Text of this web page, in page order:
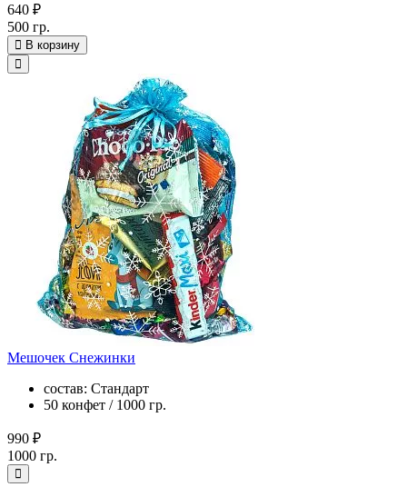
640 ₽
500 гр.
В корзину
Мешочек Снежинки
состав: Стандарт
50 конфет / 1000 гр.
990 ₽
1000 гр.